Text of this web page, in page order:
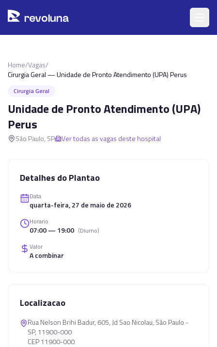
revoluna
Home/Vagas/
Cirurgia Geral — Unidade de Pronto Atendimento (UPA) Perus
Cirurgia Geral
Unidade de Pronto Atendimento (UPA)
Perus
São Paulo, SP Ver todas as vagas deste hospital
Detalhes do Plantao
Data
quarta-feira, 27 de maio de 2026
Horario
07:00 — 19:00 (Diurno)
Valor
A combinar
Localizacao
Rua Nelson Brihi Badur, 605, Jd Sao Nicolau, São Paulo -
SP, 11900-000
CEP 11900-000